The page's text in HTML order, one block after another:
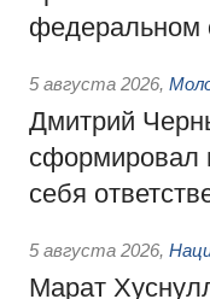
федеральном
5 августа 2026,
Дмитрий
сформировал
себя
5 августа 2026,
Марат